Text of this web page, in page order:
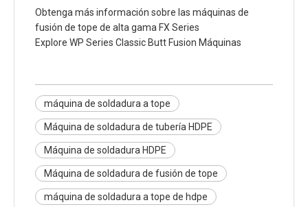
Obtenga más información sobre las máquinas de
fusión de tope de alta gama FX Series
Explore WP Series Classic Butt Fusion Máquinas
máquina de soldadura a tope
Máquina de soldadura de tubería HDPE
Máquina de soldadura HDPE
Máquina de soldadura de fusión de tope
máquina de soldadura a tope de hdpe